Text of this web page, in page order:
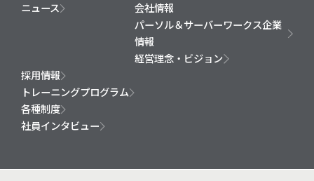
ニュース
会社情報
パーソル＆サーバーワークス企業
情報
経営理念・ビジョン
採用情報
トレーニングプログラム
各種制度
社員インタビュー